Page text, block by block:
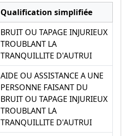
Qualification simplifiée
BRUIT OU TAPAGE INJURIEUX
TROUBLANT LA
TRANQUILLITE D'AUTRUI
AIDE OU ASSISTANCE A UNE
PERSONNE FAISANT DU
BRUIT OU TAPAGE INJURIEUX
TROUBLANT LA
TRANQUILLITE D'AUTRUI